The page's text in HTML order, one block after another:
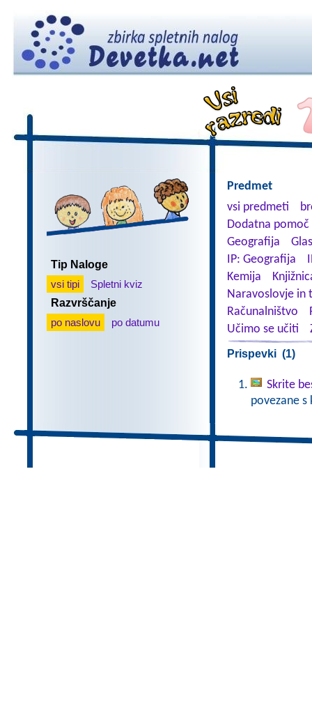
Tip Naloge
vsi tipi
Spletni kviz
Razvrščanje
po naslovu
po datumu
Predmet
vsi predmeti
Dodatna
Geografija
IP: Geografija
Kemija
Naravoslovje in
Računalništvo
Učimo se učiti
Prispevki (1)
Skrite
povezane s